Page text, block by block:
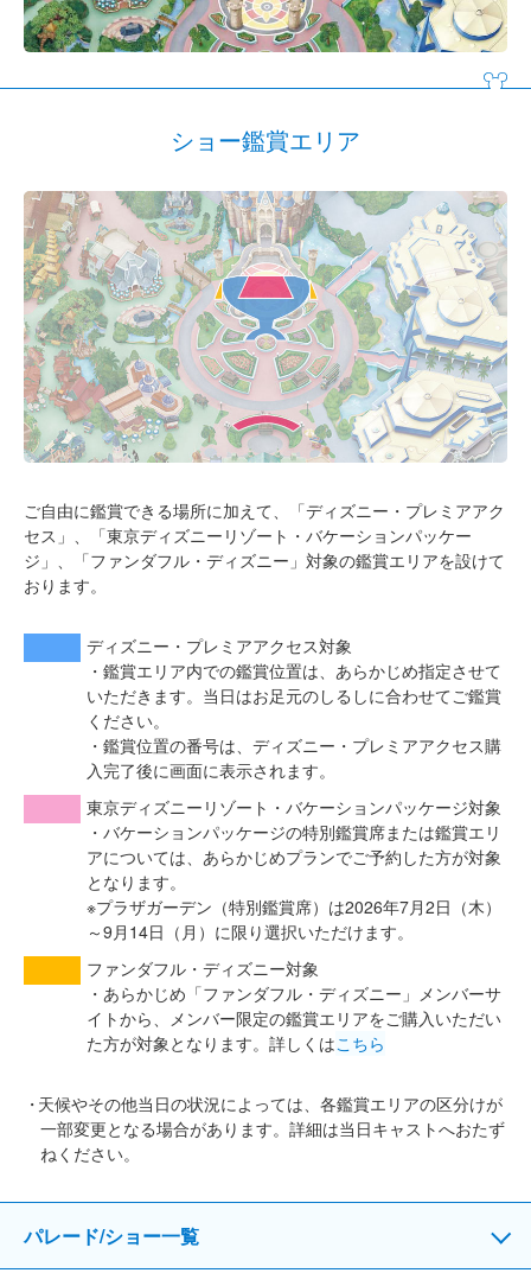
ショー鑑賞エリア
ご自由に鑑賞できる場所に加えて、「ディズニー・プレミアアク
セス」、「東京ディズニーリゾート・バケーションパッケー
ジ」、「ファンダフル・ディズニー」対象の鑑賞エリアを設けて
おります。
ディズニー・プレミアアクセス対象
・鑑賞エリア内での鑑賞位置は、あらかじめ指定させて
いただきます。当日はお足元のしるしに合わせてご鑑賞
ください。
・鑑賞位置の番号は、ディズニー・プレミアアクセス購
入完了後に画面に表示されます。
東京ディズニーリゾート・バケーションパッケージ対象
・バケーションパッケージの特別鑑賞席または鑑賞エリ
アについては、あらかじめプランでご予約した方が対象
となります。
※プラザガーデン（特別鑑賞席）は2026年7月2日（木）
～9月14日（月）に限り選択いただけます。
ファンダフル・ディズニー対象
・あらかじめ「ファンダフル・ディズニー」メンバーサ
イトから、メンバー限定の鑑賞エリアをご購入いただい
た方が対象となります。詳しくはこちら
天候やその他当日の状況によっては、各鑑賞エリアの区分けが
一部変更となる場合があります。詳細は当日キャストへおたず
ねください。
パレード/ショー一覧